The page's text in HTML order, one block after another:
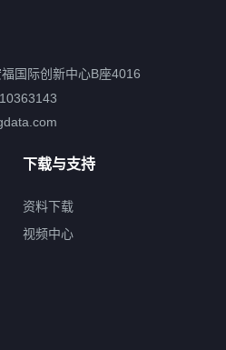
国际创新中心B座4016
下载与支持
资料下载
视频中心